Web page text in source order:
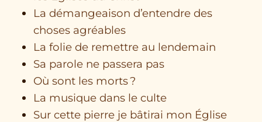
La démangeaison d’entendre des
choses agréables
La folie de remettre au lendemain
Sa parole ne passera pas
Où sont les morts ?
La musique dans le culte
Sur cette pierre je bâtirai mon Église